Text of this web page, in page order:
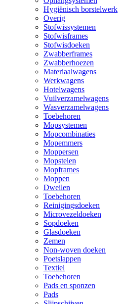
Hygiënisch borstelwerk
Overig
Stofwissystemen
Stofwisframes
Stofwisdoeken
Zwabberframes
Zwabberhoezen
Materiaalwagens
Werkwagens
Hotelwagens
Vuilverzamelwagens
Wasverzamelwagens
Toebehoren
Mopsystemen
Mopcombinaties
Mopemmers
Moppersen
Mopstelen
Mopframes
Moppen
Dweilen
Toebehoren
Reinigingsdoeken
Microvezeldoeken
Sopdoeken
Glasdoeken
Zemen
Non-woven doeken
Poetslappen
Textiel
Toebehoren
Pads en sponzen
Pads